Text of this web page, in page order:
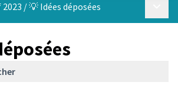
/💡 Idées déposées